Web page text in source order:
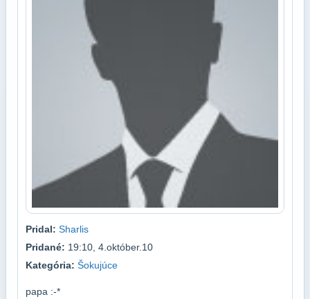
Pridal: Sharlis
Pridané: 19:10, 4.október.10
Kategória: Šokujúce
papa :-*